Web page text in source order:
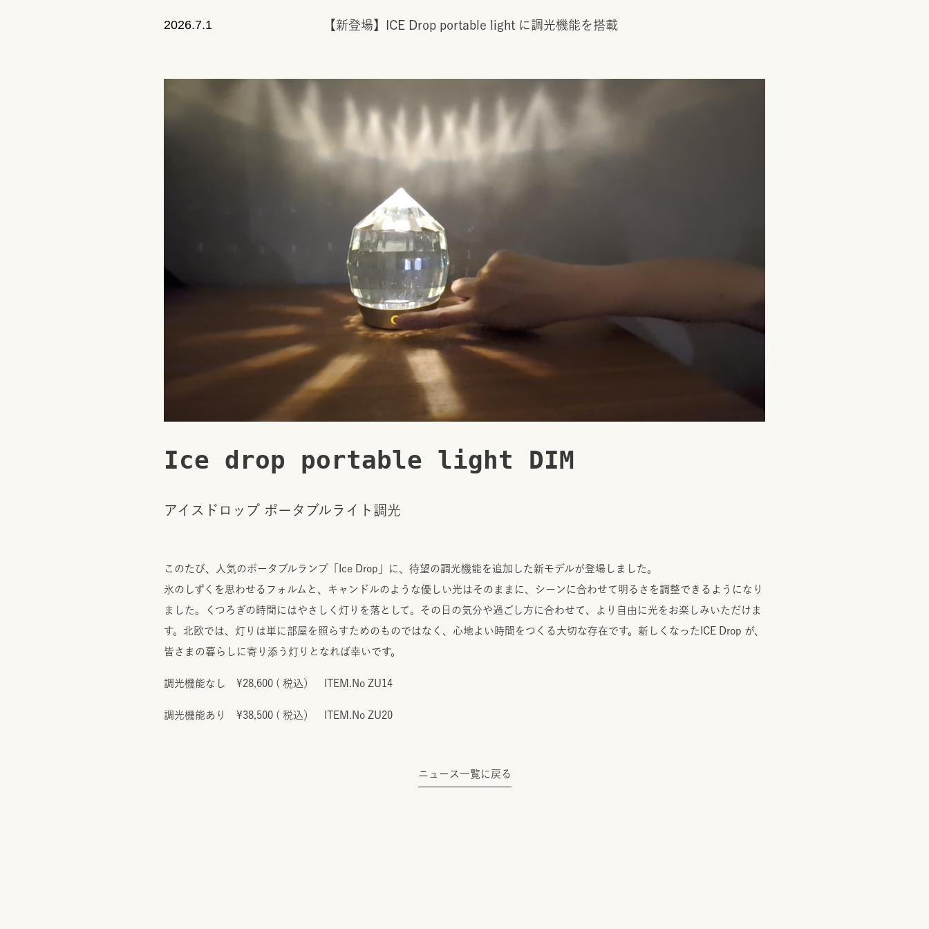
2026.7.1 【新登場】ICE Drop portable light に調光機能を搭載
Ice drop portable light DIM
アイスドロップ ポータブルライト調光
このたび、人気のポータブルランプ「Ice Drop」に、待望の調光機能を追加した新モデルが登場しました。
氷のしずくを思わせるフォルムと、キャンドルのような優しい光はそのままに、シーンに合わせて明るさを調整できるようになり
ました。くつろぎの時間にはやさしく灯りを落として。その日の気分や過ごし方に合わせて、より自由に光をお楽しみいただけま
す。北欧では、灯りは単に部屋を照らすためのものではなく、心地よい時間をつくる大切な存在です。新しくなったICE Drop が、
皆さまの暮らしに寄り添う灯りとなれば幸いです。
調光機能なし ¥28,600 ( 税込） ITEM.No ZU14
調光機能あり ¥38,500 ( 税込） ITEM.No ZU20
ニュース一覧に戻る